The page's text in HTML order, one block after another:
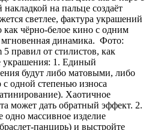
на пальце создаёт
светлее, фактура украшений
чёрно-белое кино с одним
динамика. Фото:
правил от стилистов, как
украшения: 1. Единый
будут либо матовыми, либо
одной степенью износа
Хаотичное
может дать обратный эффект. 2.
массивное изделие
панцирь) и выстройте